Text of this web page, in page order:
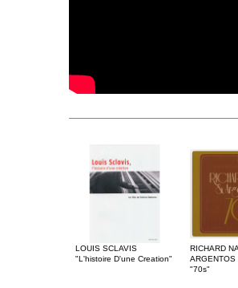
LOUIS SCLAVIS
"L'histoire D'une Creation"
RICHARD
ARGENTOS
"70s"